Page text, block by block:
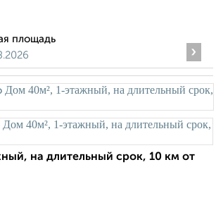
площадь
›
на длительный срок, 10 км от